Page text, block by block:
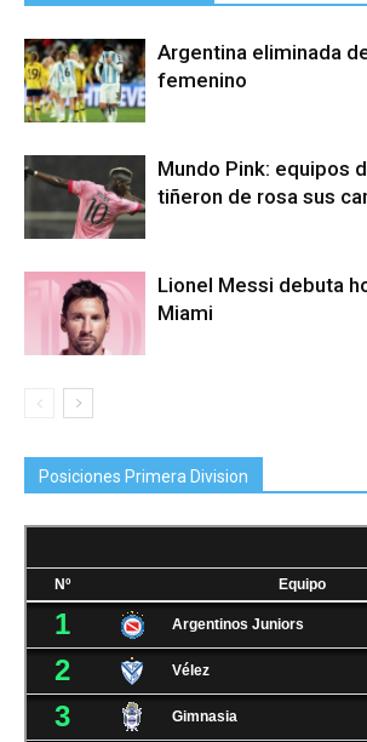
Argentina eliminada
femenino
Mundo Pink: equipos
tiñeron de rosa sus
Lionel Messi debuta
Miami
Posiciones Primera Division